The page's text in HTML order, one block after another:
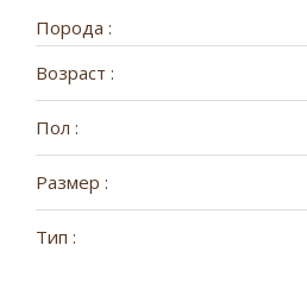
Порода :
Возраст :
Пол :
Размер :
Тип :